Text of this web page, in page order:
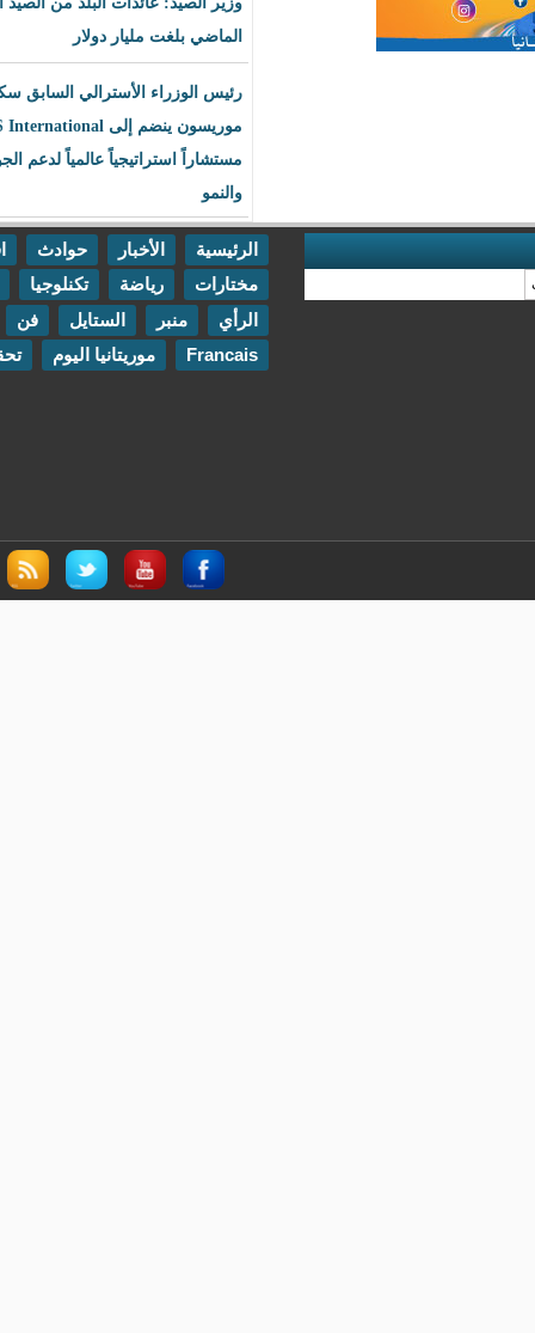
الماضي بلغت مليار دولار
رئيس الوزراء الأسترالي السابق سكوت
موريسون ينضم إلى BLS International
مستشاراً استراتيجياً عالمياً لدعم الجودة
حوادث
اقتصاد
تكنلوجيا
مقابلات
الستايل فن
اتصل بنا
موريتانيا اليوم تحقيقات